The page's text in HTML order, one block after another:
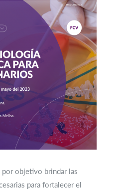
objetivo brindar las
para fortalecer el